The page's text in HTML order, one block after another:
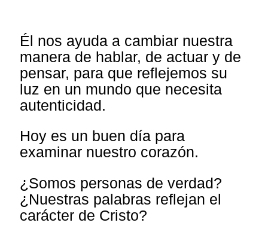
Él nos ayuda a cambiar nuestra
manera de hablar, de actuar y de
pensar, para que reflejemos su
luz en un mundo que necesita
autenticidad.
Hoy es un buen día para
examinar nuestro corazón.
¿Somos personas de verdad?
¿Nuestras palabras reflejan el
carácter de Cristo?